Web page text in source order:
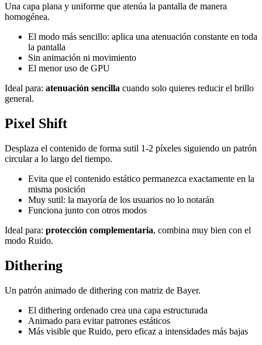
Una capa plana y uniforme que atenúa la pantalla de manera
homogénea.
El modo más sencillo: aplica una atenuación constante en toda
la pantalla
Sin animación ni movimiento
El menor uso de GPU
Ideal para: atenuación sencilla cuando solo quieres reducir el brillo
general.
Pixel Shift
Desplaza el contenido de forma sutil 1-2 píxeles siguiendo un patrón
circular a lo largo del tiempo.
Evita que el contenido estático permanezca exactamente en la
misma posición
Muy sutil: la mayoría de los usuarios no lo notarán
Funciona junto con otros modos
Ideal para: protección complementaria, combina muy bien con el
modo Ruido.
Dithering
Un patrón animado de dithering con matriz de Bayer.
El dithering ordenado crea una capa estructurada
Animado para evitar patrones estáticos
Más visible que Ruido, pero eficaz a intensidades más bajas